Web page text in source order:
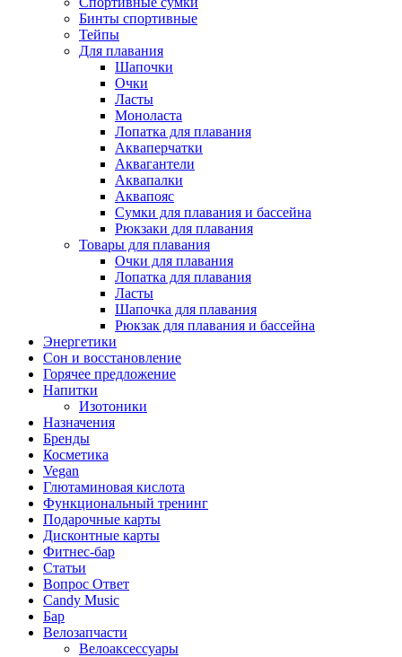
Бинты спортивные
Тейпы
Для плавания
Шапочки
Очки
Ласты
Моноласта
Лопатка для плавания
Акваперчатки
Аквагантели
Аквапалки
Аквапояс
Сумки для плавания и бассейна
Рюкзаки для плавания
Товары для плавания
Очки для плавания
Лопатка для плавания
Ласты
Шапочка для плавания
Рюкзак для плавания и бассейна
Энергетики
Сон и восстановление
Горячее предложение
Напитки
Изотоники
Назначения
Бренды
Косметика
Vegan
Глютаминовая кислота
Функциональный тренинг
Подарочные карты
Дисконтные карты
Фитнес-бар
Статьи
Вопрос Ответ
Candy Music
Бар
Велозапчасти
Велоаксессуары